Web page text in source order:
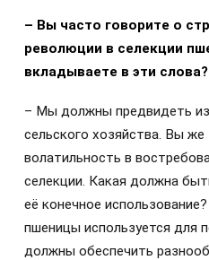
– Вы часто говорите о
революции в селекции
вкладываете в эти слова?
– Мы должны предвидеть
сельского хозяйства. Вы же
волатильность в
селекции. Какая должна
её конечное
пшеницы используется для
должны обеспечить